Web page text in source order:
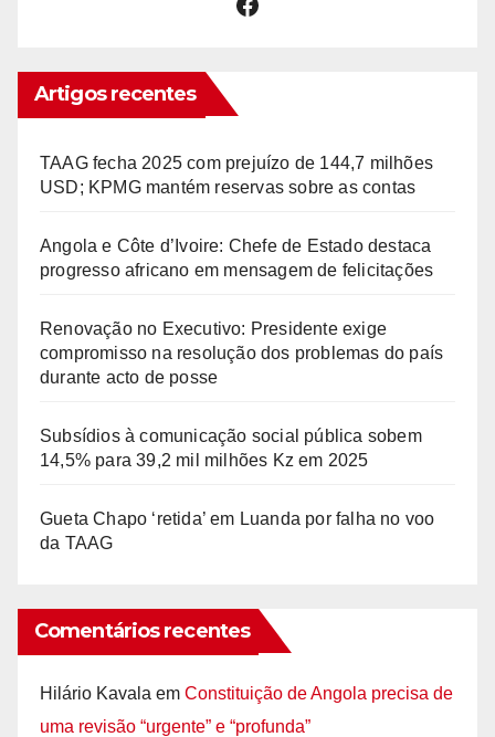
Artigos recentes
TAAG fecha 2025 com prejuízo de 144,7 milhões
USD; KPMG mantém reservas sobre as contas
Angola e Côte d’Ivoire: Chefe de Estado destaca
progresso africano em mensagem de felicitações
Renovação no Executivo: Presidente exige
compromisso na resolução dos problemas do país
durante acto de posse
Subsídios à comunicação social pública sobem
14,5% para 39,2 mil milhões Kz em 2025
Gueta Chapo ‘retida’ em Luanda por falha no voo
da TAAG
Comentários recentes
Hilário Kavala em Constituição de Angola precisa de
uma revisão “urgente” e “profunda”